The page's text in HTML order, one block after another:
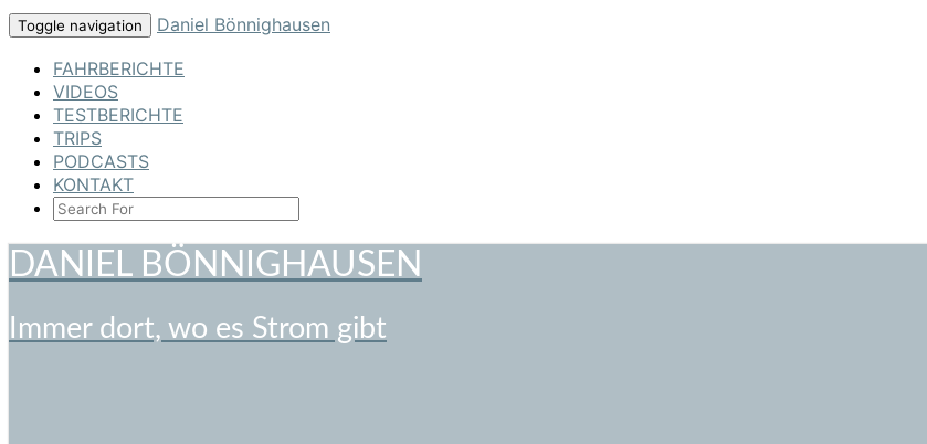
Skip
to
content
Toggle navigation
Daniel Bönnighausen
FAHRBERICHTE
VIDEOS
TESTBERICHTE
TRIPS
PODCASTS
KONTAKT
SEARCH
DANIEL BÖNNIGHAUSEN
Immer dort, wo es Strom gibt